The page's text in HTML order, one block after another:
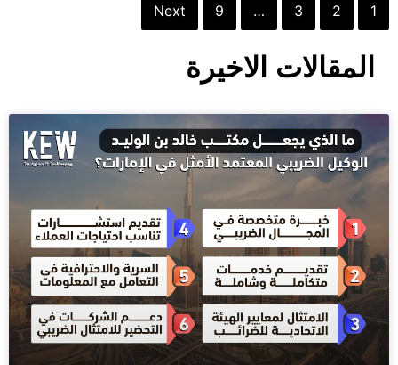
1
2
3
…
9
Next
المقالات الاخيرة